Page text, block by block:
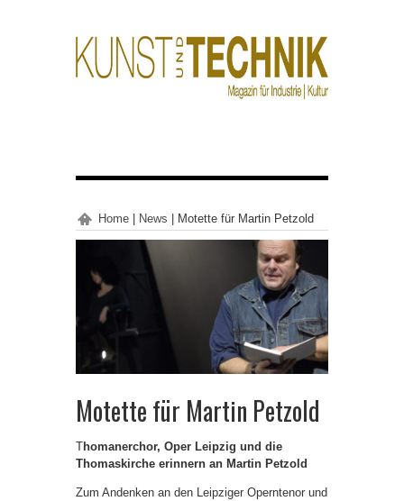
Home News Motette für Martin Petzold
Motette für Martin Petzold
Thomanerchor, Oper Leipzig und die
Thomaskirche erinnern an Martin Petzold
Zum Andenken an den Leipziger Operntenor und